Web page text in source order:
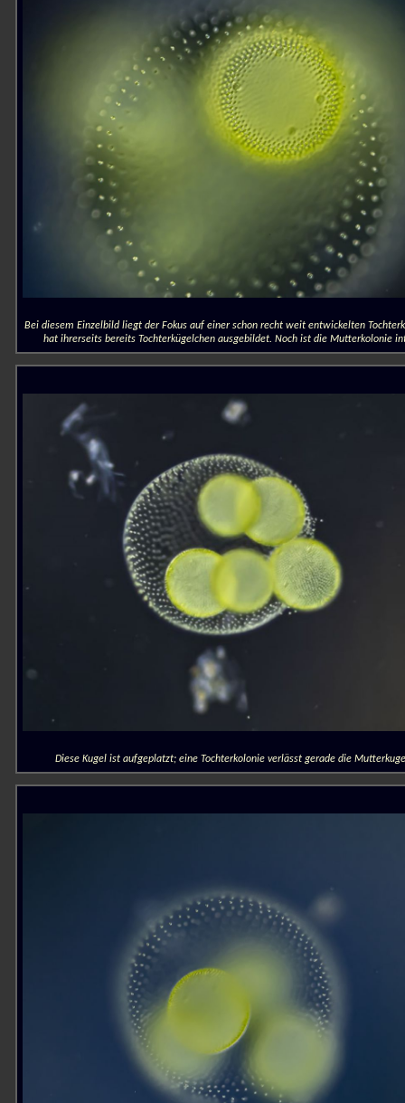
Bei diesem Einzelbild liegt der Fokus auf einer schon recht weit entwickelten
hat ihrerseits bereits Tochterkügelchen ausgebildet. Noch ist die Mutterkolonie
Diese Kugel ist aufgeplatzt; eine Tochterkolonie verlässt gerade die